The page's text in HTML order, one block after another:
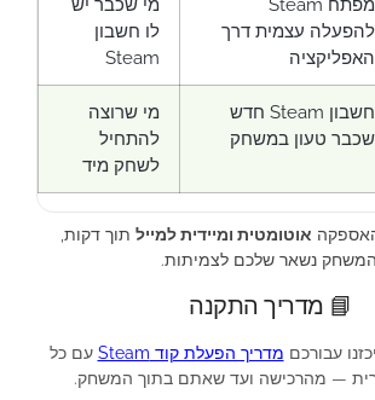
מפתח Steam
להפעלה עצמית דרך
האפליקציה
מי שכבר יש
לו חשבון
Steam
חשבון Steam חדש
שכבר טעון במשחק
מי שרוצה
להתחיל
לשחק מיד
אוטומטית ומיידית למייל תוך דקות,
נשאר שלכם לצמיתות.
📘 מדריך התקנה
עבורכם מדריך הפעלת קוד Steam
עם כל
— מהרכישה ועד שאתם בתוך המשחק.